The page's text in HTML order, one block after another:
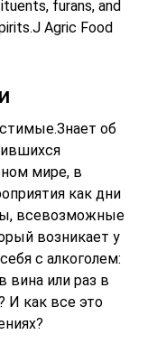
furans, and
Agric Food
об
мире, в
как дни
всевозможные
возникает у
с алкоголем:
вина или раз в
И как все это